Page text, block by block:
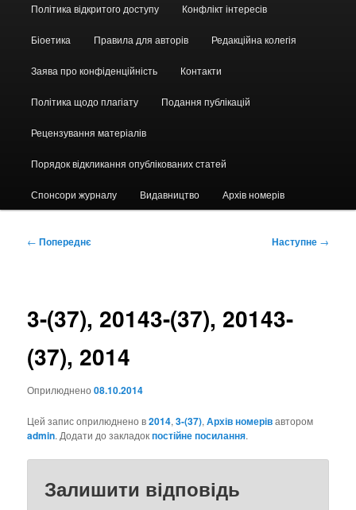
Політика відкритого доступу Конфлікт інтересів
Біоетика Правила для авторів Редакційна колегія
Заява про конфіденційність Контакти
Політика щодо плагіату Подання публікацій
Рецензування матеріалів
Порядок відкликання опублікованих статей
Спонсори журналу Видавництво Архів номерів
Навігація
← Попереднє Наступне →
3-(37), 20143-(37), 20143-
(37), 2014
Оприлюднено08.10.2014
Цей запис оприлюднено в2014,3-(37),Архів номерівавтором
admin. Додати до закладокпостійне посилання.
Залишити відповідь